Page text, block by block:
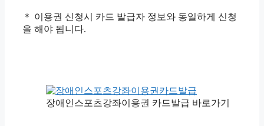
＊ 이용권 신청시 카드 발급자 정보와 동일하게 신청
을 해야 됩니다.
장애인스포츠강좌이용권 카드발급 바로가기